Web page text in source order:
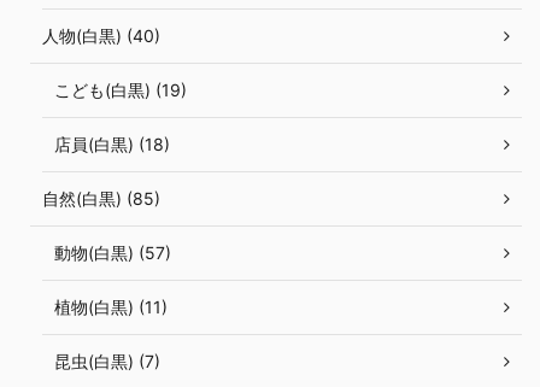
人物(白黒) (40)
こども(白黒) (19)
店員(白黒) (18)
自然(白黒) (85)
動物(白黒) (57)
植物(白黒) (11)
昆虫(白黒) (7)